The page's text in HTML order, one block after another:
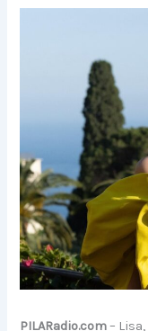
PILARadio.com–